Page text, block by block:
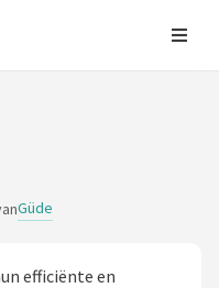
Güde
efficiënte en